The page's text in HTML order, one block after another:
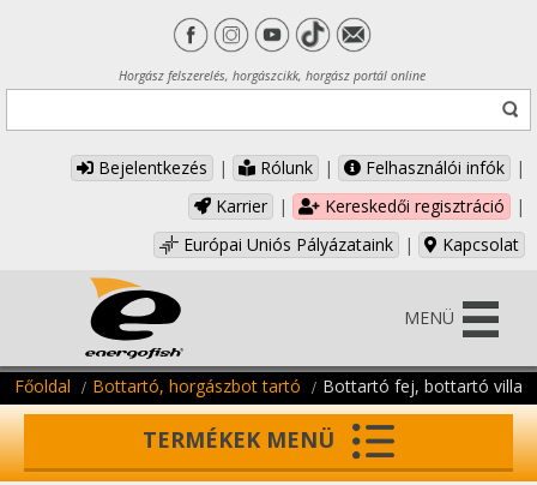
Horgász felszerelés, horgászcikk, horgász portál online
Bejelentkezés | Rólunk | Felhasználói infók
|
Karrier
| Kereskedői regisztráció
|
Európai Uniós Pályázataink
| Kapcsolat
MENÜ
Főoldal Bottartó, horgászbot tartó Bottartó fej, bottartó villa
TERMÉKEK MENÜ